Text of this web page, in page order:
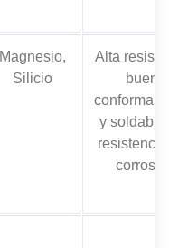
Magnesio,
Silicio
Alta
buena
y